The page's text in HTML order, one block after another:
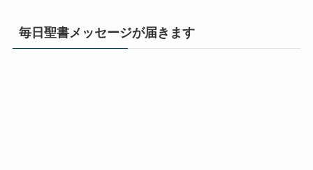
毎日聖書メッセージが届きます